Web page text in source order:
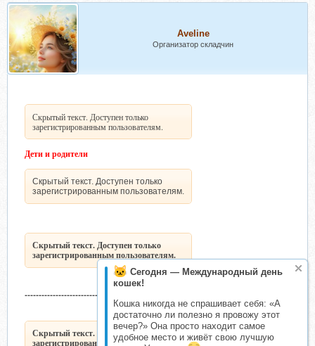
Сегодня — Международный день
кошек!
Кошка никогда не спрашивает себя: «А
достаточно ли полезно я провожу этот
вечер?» Она просто находит самое
удобное место и живёт свою лучшую
Aveline
Организатор складчин
Скрытый текст. Доступен только
зарегистрированным пользователям.
Дети и родители
Скрытый текст. Доступен только
зарегистрированным пользователям.
Скрытый текст. Доступен только
зарегистрированным пользователям.
-------------------------------------
Скрытый текст. Доступен только
зарегистрированным пользователям.